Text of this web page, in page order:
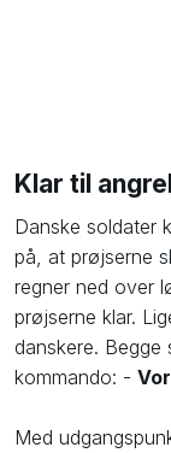
Klar til
​Danske soldater
på, at prøjserne
regner ned over
prøjserne klar.
danskere. Begge
kommando: -
​Med